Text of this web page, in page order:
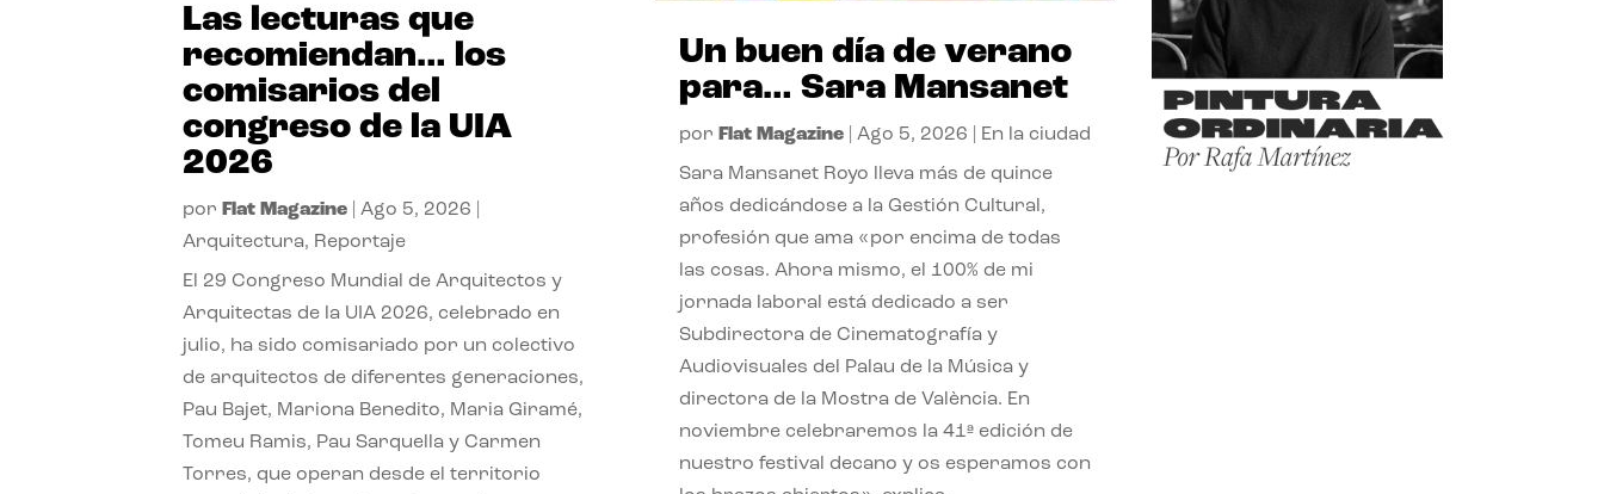
Las lecturas que
recomiendan… los
comisarios del
congreso de la UIA
2026
por Flat Magazine |Ago 5, 2026
Arquitectura, Reportaje
El 29 Congreso Mundial de Arquitectos y
Arquitectas de la UIA 2026, celebrado en
julio, ha sido comisariado por un colectivo
de arquitectos de diferentes generaciones,
Pau Bajet, Mariona Benedito, Maria Giramé,
Tomeu Ramis, Pau Sarquella y Carmen
Torres, que operan desde el territorio
Un buen día de verano
para… Sara Mansanet
por Flat Magazine| Ago 5, 2026 En la ciudad
Sara Mansanet Royo lleva más de quince
años dedicándose a la Gestión Cultural,
profesión que ama «por encima de todas
las cosas. Ahora mismo, el 100% de mi
jornada laboral está dedicado a ser
Subdirectora de Cinematografía y
Audiovisuales del Palau de la Música y
directora de la Mostra de València. En
noviembre celebraremos la 41ª edición de
nuestro festival decano y os esperamos con